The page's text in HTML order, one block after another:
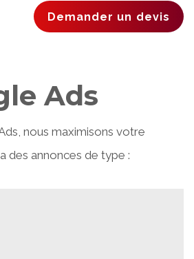
Demander un devis
Ads
nous maximisons votre
des annonces de type :